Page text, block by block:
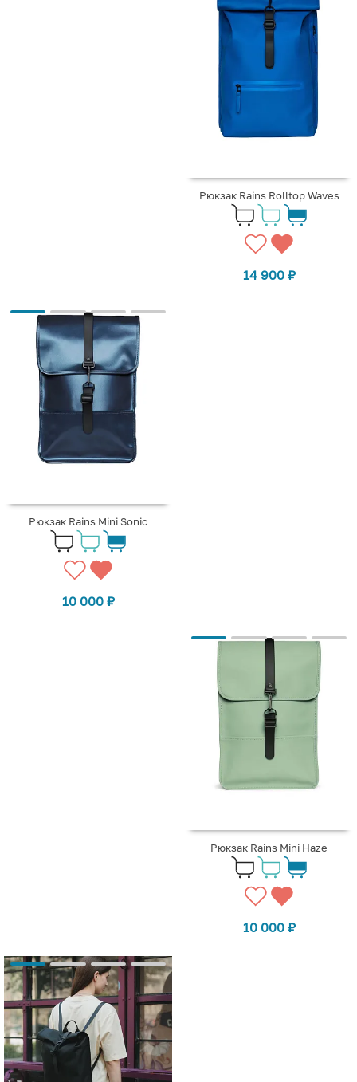
Рюкзак Rains Rolltop Waves
14 900 ₽
Рюкзак Rains Mini Sonic
10 000 ₽
Рюкзак Rains Mini Haze
10 000 ₽